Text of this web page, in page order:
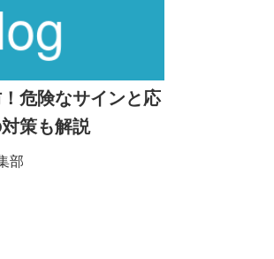
危険なサインと応
策も解説
部